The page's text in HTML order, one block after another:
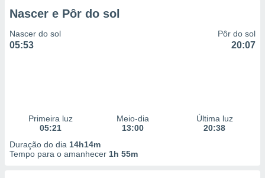
Nascer e Pôr do sol
Nascer do sol
05:53
Pôr do sol
20:07
Primeira luz
05:21
Meio-dia
13:00
Última luz
20:38
Duração do dia 14h14m
Tempo para o amanhecer 1h 55m